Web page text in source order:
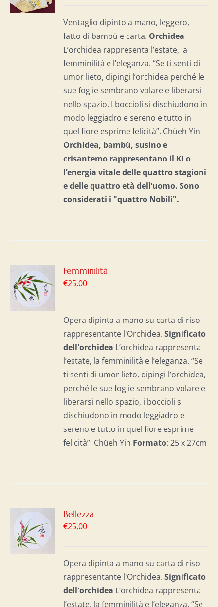
Ventaglio dipinto a mano, leggero,
fatto di bambù e carta. Orchidea
L’orchidea rappresenta l’estate, la
femminilità e l’eleganza. “Se ti senti di
umor lieto, dipingi l’orchidea perché le
sue foglie sembrano volare e liberarsi
nello spazio. I boccioli si dischiudono in
modo leggiadro e sereno e tutto in
quel fiore esprime felicità”. Chüeh Yin
Orchidea, bambù, susino e
crisantemo rappresentano il KI o
l’energia vitale delle quattro stagioni
e delle quattro età dell’uomo. Sono
considerati i "quattro Nobili".
Femminilità
€25,00
Opera dipinta a mano su carta di riso
rappresentante l'Orchidea.Significato
dell'orchidea L’orchidea rappresenta
l’estate, la femminilità e l’eleganza. “Se
ti senti di umor lieto, dipingi l’orchidea,
perché le sue foglie sembrano volare e
liberarsi nello spazio, i boccioli si
dischiudono in modo leggiadro e
sereno e tutto in quel fiore esprime
felicità”. Chüeh Yin Formato: 25 x 27cm
Bellezza
€25,00
Opera dipinta a mano su carta di riso
rappresentante l'Orchidea.Significato
dell'orchidea L’orchidea rappresenta
l’estate, la femminilità e l’eleganza. “Se